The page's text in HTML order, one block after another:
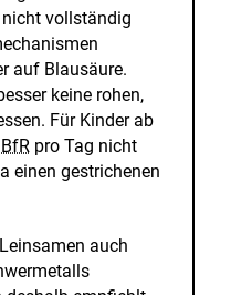
vollständig
auf Blausäure.
keine rohen,
Für Kinder ab
BfR pro Tag nicht
einen gestrichenen
auch